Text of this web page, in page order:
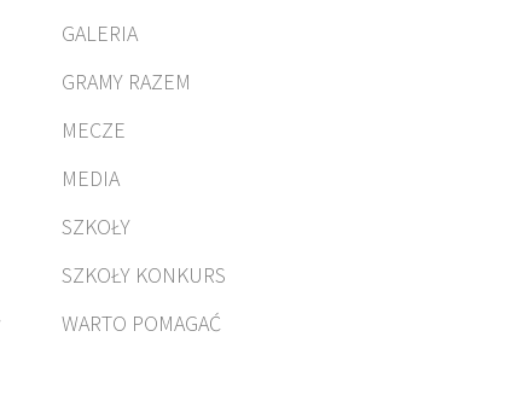
GALERIA
GRAMY RAZEM
MECZE
MEDIA
SZKOŁY
SZKOŁY KONKURS
WARTO POMAGAĆ